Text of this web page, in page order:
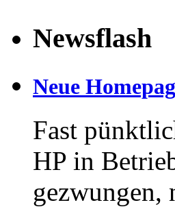
Newsflash
Neue
Fast
HP in
gezwungen,